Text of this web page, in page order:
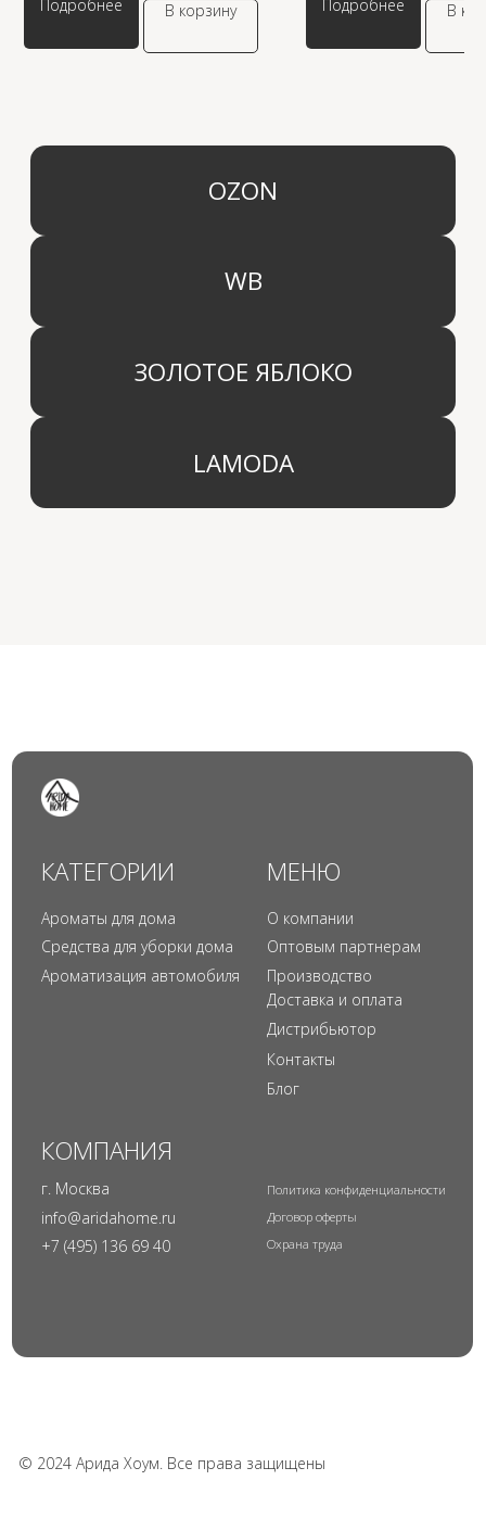
Подробнее В корзину Подробнее В
© 2024 Арида Хоум. Все права защищены
Производство
КОМПАНИЯ
Договор оферты